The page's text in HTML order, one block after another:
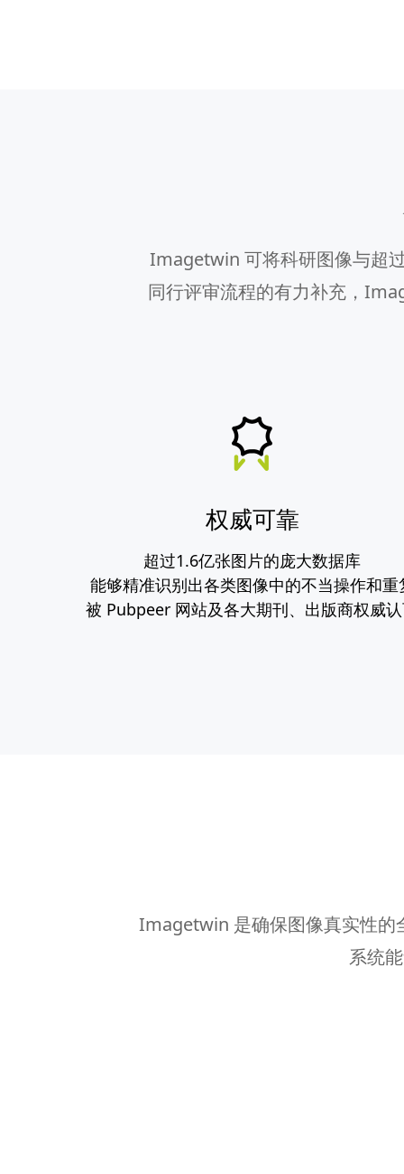
Imagetwin 可将科研图像与超
同行评审流程的有力补充，
权威可靠
超过1.6亿张图片的庞大数据库
能够精准识别出各类图像中的不当操作和重
被 Pubpeer 网站及各大期刊、出版商权威
Imagetwin 是确保图像真实性的
系统